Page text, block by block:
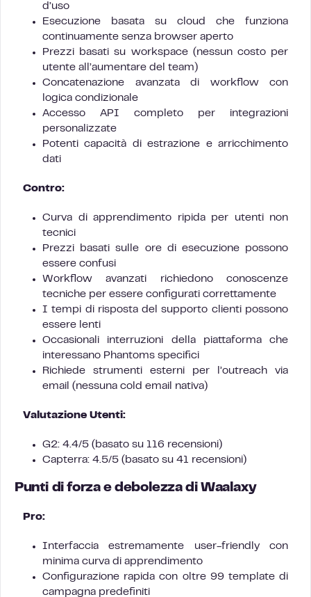
d’uso
Esecuzione basata su cloud che funziona
continuamente senza browser aperto
Prezzi basati su workspace (nessun costo per
utente all’aumentare del team)
Concatenazione avanzata di workflow con
logica condizionale
Accesso API completo per integrazioni
personalizzate
Potenti capacità di estrazione e arricchimento
dati
Contro:
Curva di apprendimento ripida per utenti non
tecnici
Prezzi basati sulle ore di esecuzione possono
essere confusi
Workflow avanzati richiedono conoscenze
tecniche per essere configurati correttamente
I tempi di risposta del supporto clienti possono
essere lenti
Occasionali interruzioni della piattaforma che
interessano Phantoms specifici
Richiede strumenti esterni per l’outreach via
email (nessuna cold email nativa)
Valutazione Utenti:
G2: 4.4/5 (basato su 116 recensioni)
Capterra: 4.5/5 (basato su 41 recensioni)
Punti di forza e debolezza di Waalaxy
Pro:
Interfaccia estremamente user-friendly con
minima curva di apprendimento
Configurazione rapida con oltre 99 template di
campagna predefiniti